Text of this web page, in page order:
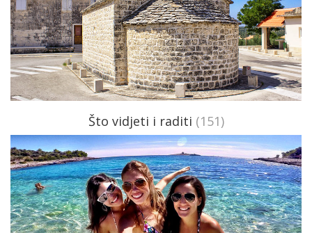
Što vidjeti i raditi (151)